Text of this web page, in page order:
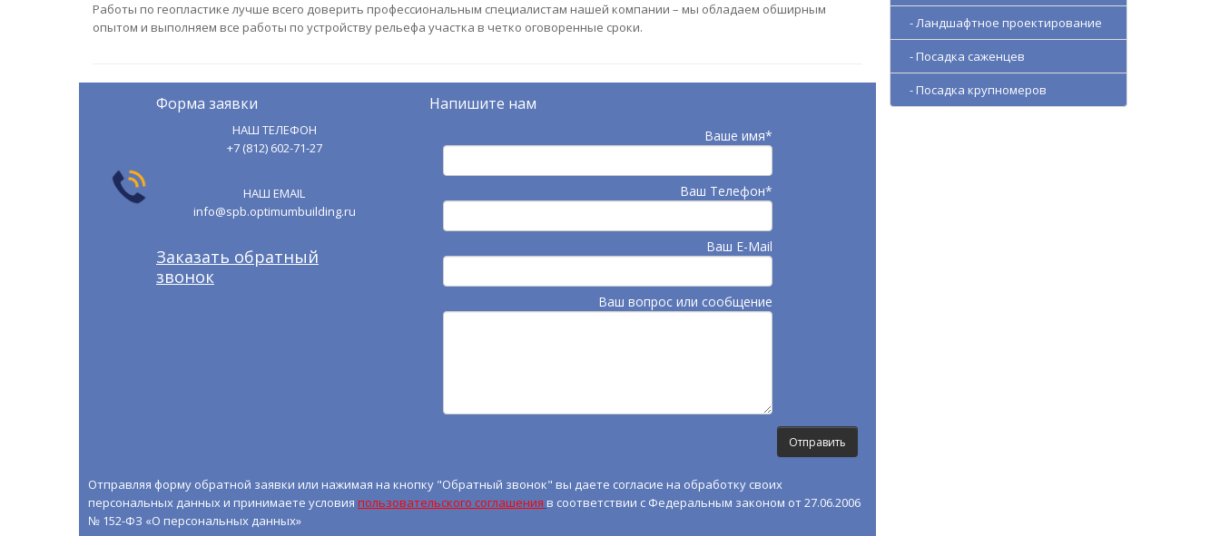
Работы по геопластике лучше всего доверить профессиональным специалистам нашей компании – мы обладаем обширным
опытом и выполняем все работы по устройству рельефа участка в четко оговоренные сроки.
Форма заявки
НАШ ТЕЛЕФОН
+7 (812) 602-71-27
НАШ EMAIL
info@spb.optimumbuilding.ru
Заказать обратный
звонок
Напишите нам
Ваше имя*
Ваш Телефон*
Ваш E-Mail
Ваш вопрос или сообщение
Отправляя форму обратной заявки или нажимая на кнопку "Обратный звонок" вы даете согласие на обработку своих
персональных данных и принимаете условия пользовательского соглашения в соответствии с Федеральным законом от 27.06.2006
№ 152-ФЗ «О персональных данных»
- Ландшафтное проектирование
- Посадка саженцев
- Посадка крупномеров